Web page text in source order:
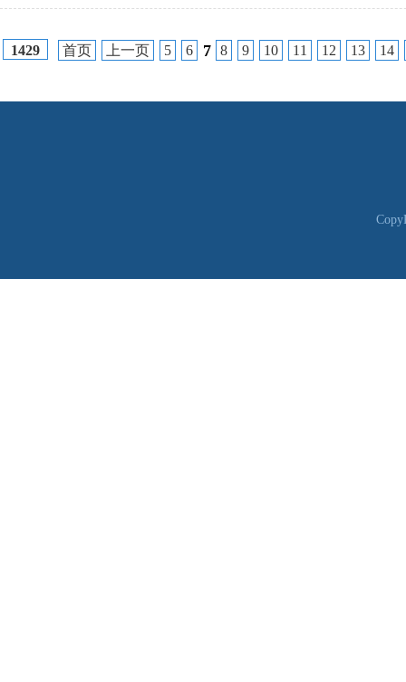
1429 首页 上一页 5 6 7 8 9 10 11 12 13 14